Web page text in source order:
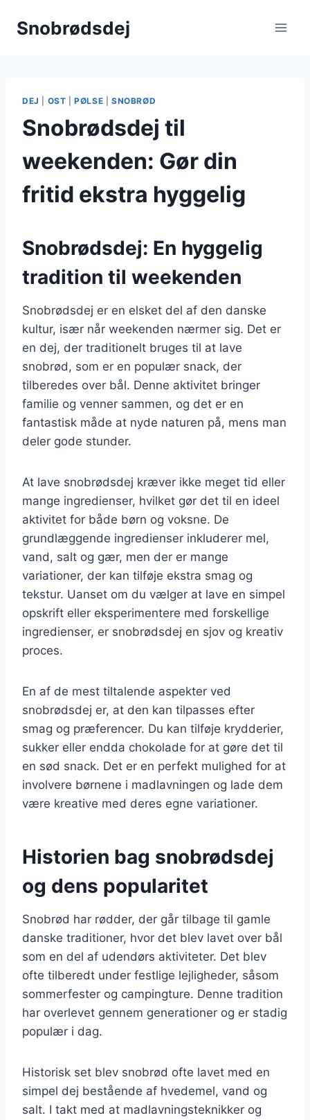
Snobrødsdej
DEJ OST |PØLSE SNOBRØD
Snobrødsdej til
weekenden: Gør din
fritid ekstra hyggelig
Snobrødsdej: En hyggelig
tradition til weekenden
Snobrødsdej er en elsket del af den danske
kultur, især når weekenden nærmer sig. Det er
en dej, der traditionelt bruges til at lave
snobrød, som er en populær snack, der
tilberedes over bål. Denne aktivitet bringer
familie og venner sammen, og det er en
fantastisk måde at nyde naturen på, mens man
deler gode stunder.
At lave snobrødsdej kræver ikke meget tid eller
mange ingredienser, hvilket gør det til en ideel
aktivitet for både børn og voksne. De
grundlæggende ingredienser inkluderer mel,
vand, salt og gær, men der er mange
variationer, der kan tilføje ekstra smag og
tekstur. Uanset om du vælger at lave en simpel
opskrift eller eksperimentere med forskellige
ingredienser, er snobrødsdej en sjov og kreativ
proces.
En af de mest tiltalende aspekter ved
snobrødsdej er, at den kan tilpasses efter
smag og præferencer. Du kan tilføje krydderier,
sukker eller endda chokolade for at gøre det til
en sød snack. Det er en perfekt mulighed for at
involvere børnene i madlavningen og lade dem
være kreative med deres egne variationer.
Historien bag snobrødsdej
og dens popularitet
Snobrød har rødder, der går tilbage til gamle
danske traditioner, hvor det blev lavet over bål
som en del af udendørs aktiviteter. Det blev
ofte tilberedt under festlige lejligheder, såsom
sommerfester og campingture. Denne tradition
har overlevet gennem generationer og er stadig
populær i dag.
Historisk set blev snobrød ofte lavet med en
simpel dej bestående af hvedemel, vand og
salt. I takt med at madlavningsteknikker og